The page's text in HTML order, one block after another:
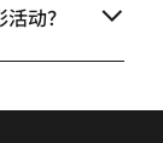
动？